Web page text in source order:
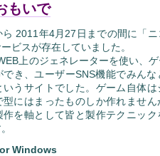
もいで
2011年4月27日までの間に「
ビスが存在していました。
上のジェネレーターを使い、
でき、ユーザーSNS機能でみん
いうサイトでした。ゲーム自体
にはまったものしか作れませ
作を軸として皆と製作テクニッ
Windows